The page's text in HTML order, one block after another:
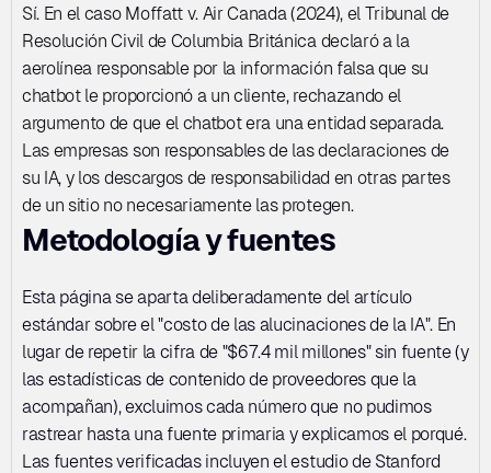
Sí. En el caso Moffatt v. Air Canada (2024), el Tribunal de
Resolución Civil de Columbia Británica declaró a la
aerolínea responsable por la información falsa que su
chatbot le proporcionó a un cliente, rechazando el
argumento de que el chatbot era una entidad separada.
Las empresas son responsables de las declaraciones de
su IA, y los descargos de responsabilidad en otras partes
de un sitio no necesariamente las protegen.
Metodología y fuentes
Esta página se aparta deliberadamente del artículo
estándar sobre el "costo de las alucinaciones de la IA". En
lugar de repetir la cifra de "$67.4 mil millones" sin fuente (y
las estadísticas de contenido de proveedores que la
acompañan), excluimos cada número que no pudimos
rastrear hasta una fuente primaria y explicamos el porqué.
Las fuentes verificadas incluyen el estudio de Stanford